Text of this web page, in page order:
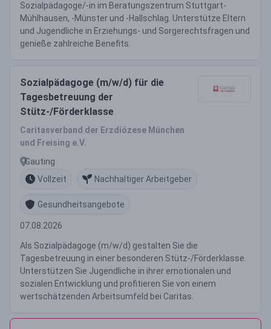
Sozialpädagoge/-in im Beratungszentrum Stuttgart-
Mühlhausen, -Münster und -Hallschlag. Unterstütze Eltern
und Jugendliche in Erziehungs- und Sorgerechtsfragen und
genieße zahlreiche Benefits.
Sozialpädagoge (m/w/d) für die
Tagesbetreuung der
Stütz-/Förderklasse
Caritasverband der Erzdiözese München
und Freising e.V.
Gauting
Vollzeit
Nachhaltiger Arbeitgeber
Gesundheitsangebote
07.08.2026
Als Sozialpädagoge (m/w/d) gestalten Sie die
Tagesbetreuung in einer besonderen Stütz-/Förderklasse.
Unterstützen Sie Jugendliche in ihrer emotionalen und
sozialen Entwicklung und profitieren Sie von einem
wertschätzenden Arbeitsumfeld bei Caritas.